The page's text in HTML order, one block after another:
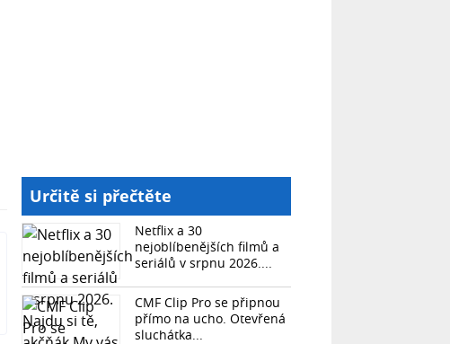
Určitě si přečtěte
Netflix a 30
nejoblíbenějších filmů a
seriálů v srpnu 2026....
CMF Clip Pro se připnou
přímo na ucho. Otevřená
sluchátka...